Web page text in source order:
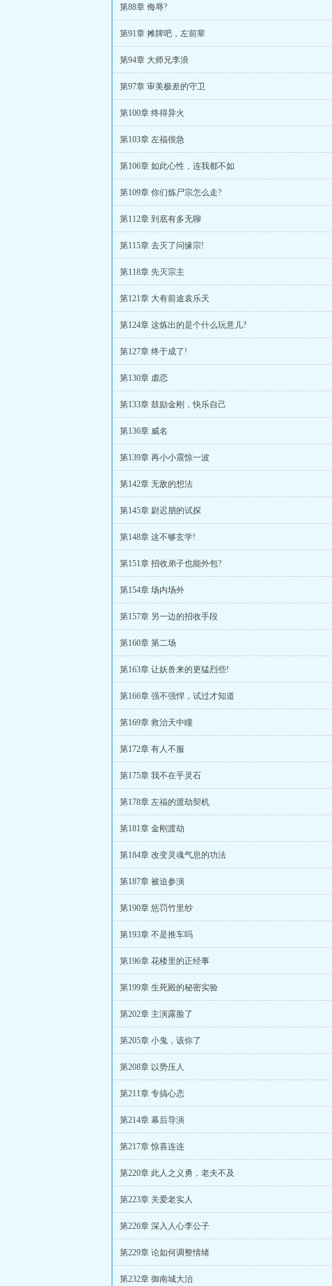
第88章 侮辱?
第91章 摊牌吧，左前辈
第94章 大师兄李浪
第97章 审美极差的守卫
第100章 终得异火
第103章 左福很急
第106章 如此心性，连我都不如
第109章 你们炼尸宗怎么走?
第112章 到底有多无聊
第115章 去灭了问缘宗!
第118章 先灭宗主
第121章 大有前途袁乐天
第124章 这炼出的是个什么玩意儿?
第127章 终于成了!
第130章 虐恋
第133章 鼓励金刚，快乐自己
第136章 威名
第139章 再小小震惊一波
第142章 无敌的想法
第145章 尉迟朋的试探
第148章 这不够玄学!
第151章 招收弟子也能外包?
第154章 场内场外
第157章 另一边的招收手段
第160章 第二场
第163章 让妖兽来的更猛烈些!
第166章 强不强悍，试过才知道
第169章 救治天中瞳
第172章 有人不服
第175章 我不在乎灵石
第178章 左福的渡劫契机
第181章 金刚渡劫
第184章 改变灵魂气息的功法
第187章 被迫参演
第190章 惩罚竹里纱
第193章 不是推车吗
第196章 花楼里的正经事
第199章 生死殿的秘密实验
第202章 主演露脸了
第205章 小鬼，该你了
第208章 以势压人
第211章 专搞心态
第214章 幕后导演
第217章 惊喜连连
第220章 此人之义勇，老夫不及
第223章 关爱老实人
第226章 深入人心李公子
第229章 论如何调整情绪
第232章 御南城大治